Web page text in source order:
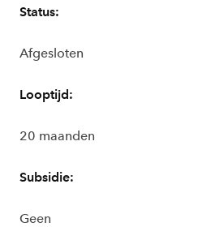
Status:
Afgesloten
Looptijd:
20 maanden
Subsidie:
Geen